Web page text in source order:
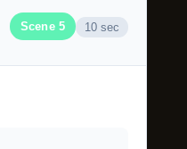
Scene 5 10 sec